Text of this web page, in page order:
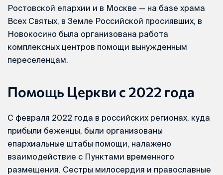
Ростовской епархии и в Москве — на базе храма
Всех Святых, в Земле Российской просиявших, в
Новокосино была организована работа
комплексных центров помощи вынужденным
переселенцам.
Помощь Церкви с 2022 года
С февраля 2022 года в российских регионах, куда
прибыли беженцы, были организованы
епархиальные штабы помощи, налажено
взаимодействие с Пунктами временного
размещения. Сестры милосердия и православные